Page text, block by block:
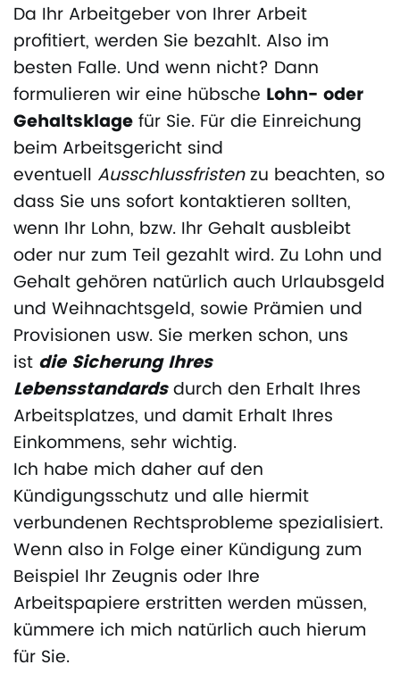
Da Ihr Arbeitgeber von Ihrer Arbeit
profitiert, werden Sie bezahlt. Also im
besten Falle. Und wenn nicht? Dann
formulieren wir eine hübsche Lohn- oder
Gehaltsklagefür Sie. Für die Einreichung
beim Arbeitsgericht sind
eventuell Ausschlussfristenzu beachten, so
dass Sie uns sofort kontaktieren sollten,
wenn Ihr Lohn, bzw. Ihr Gehalt ausbleibt
oder nur zum Teil gezahlt wird. Zu Lohn und
Gehalt gehören natürlich auch Urlaubsgeld
und Weihnachtsgeld, sowie Prämien und
Provisionen usw. Sie merken schon, uns
ist die Sicherung Ihres
Lebensstandardsdurch den Erhalt Ihres
Arbeitsplatzes, und damit Erhalt Ihres
Einkommens, sehr wichtig.
Ich habe mich daher auf den
Kündigungsschutz und alle hiermit
verbundenen Rechtsprobleme spezialisiert.
Wenn also in Folge einer Kündigung zum
Beispiel Ihr Zeugnis oder Ihre
Arbeitspapiere erstritten werden müssen,
kümmere ich mich natürlich auch hierum
für Sie.